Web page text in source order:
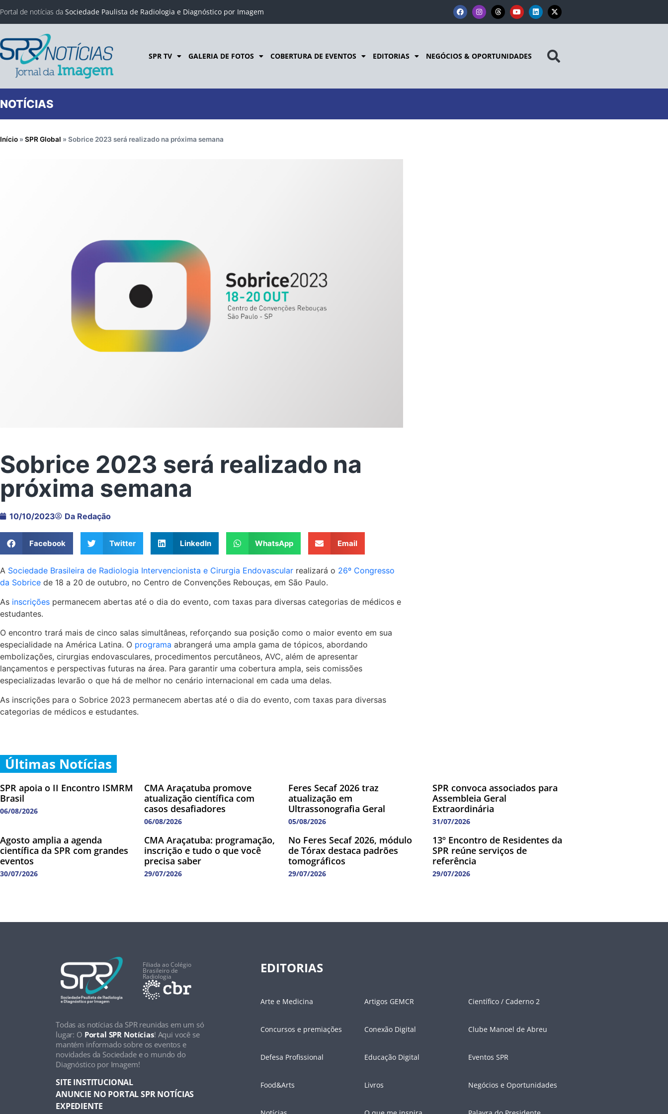
Portal de notícias da Sociedade Paulista de Radiologia e Diagnóstico por Imagem
SPR TV GALERIA DE FOTOS COBERTURA DE EVENTOS EDITORIAS NEGÓCIOS & OPORTUNIDADES
NOTÍCIAS
Início » SPR Global » Sobrice 2023 será realizado na próxima semana
Sobrice 2023 será realizado na
próxima semana
10/10/2023 Da Redação
Facebook Twitter LinkedIn WhatsApp Email
A Sociedade Brasileira de Radiologia Intervencionista e Cirurgia Endovascular realizará o 26º Congresso
da Sobrice de 18 a 20 de outubro, no Centro de Convenções Rebouças, em São Paulo.
As inscrições permanecem abertas até o dia do evento, com taxas para diversas categorias de médicos e
estudantes.
O encontro trará mais de cinco salas simultâneas, reforçando sua posição como o maior evento em sua
especialidade na América Latina. O programa abrangerá uma ampla gama de tópicos, abordando
embolizações, cirurgias endovasculares, procedimentos percutâneos, AVC, além de apresentar
lançamentos e perspectivas futuras na área. Para garantir uma cobertura ampla, seis comissões
especializadas levarão o que há de melhor no cenário internacional em cada uma delas.
As inscrições para o Sobrice 2023 permanecem abertas até o dia do evento, com taxas para diversas
categorias de médicos e estudantes.
Últimas Notícias
SPR apoia o II Encontro ISMRM
Brasil
06/08/2026
CMA Araçatuba promove
atualização científica com
casos desafiadores
06/08/2026
Feres Secaf 2026 traz
atualização em
Ultrassonografia Geral
05/08/2026
SPR convoca associados para
Assembleia Geral
Extraordinária
31/07/2026
Agosto amplia a agenda
científica da SPR com grandes
eventos
30/07/2026
CMA Araçatuba: programação,
inscrição e tudo o que você
precisa saber
29/07/2026
No Feres Secaf 2026, módulo
de Tórax destaca padrões
tomográficos
29/07/2026
13º Encontro de Residentes da
SPR reúne serviços de
referência
29/07/2026
Filiada ao Colégio
Brasileiro de
Radiologia
Todas as notícias da SPR reunidas em um só
lugar: O Portal SPR Notícias! Aqui você se
mantém informado sobre os eventos e
novidades da Sociedade e o mundo do
Diagnóstico por Imagem!
SITE INSTITUCIONAL
ANUNCIE NO PORTAL SPR NOTÍCIAS
EXPEDIENTE
EDITORIAS
Arte e Medicina Artigos GEMCR Científico / Caderno 2
Concursos e premiações Conexão Digital Clube Manoel de Abreu
Defesa Profissional Educação Digital Eventos SPR
Food&Arts Livros Negócios e Oportunidades